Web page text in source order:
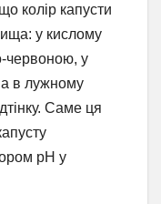
колір капусти
у кислому
червоною, у
в лужному
Саме ця
pH у